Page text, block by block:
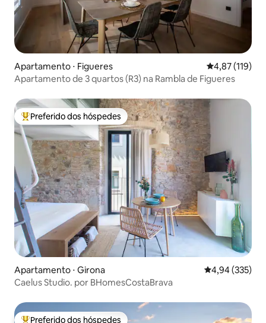
Apartamento ⋅ Figueres 4,87 de uma
4,87 (119)
Apartamento de 3 quartos (R3) na Rambla de Figueres
Entre os melhores preferidos dos hóspedes
Preferido dos hóspedes
Apartamento ⋅ Girona 4,94 de uma
4,94 (335)
Caelus Studio. por BHomesCostaBrava
Preferido dos hóspedes